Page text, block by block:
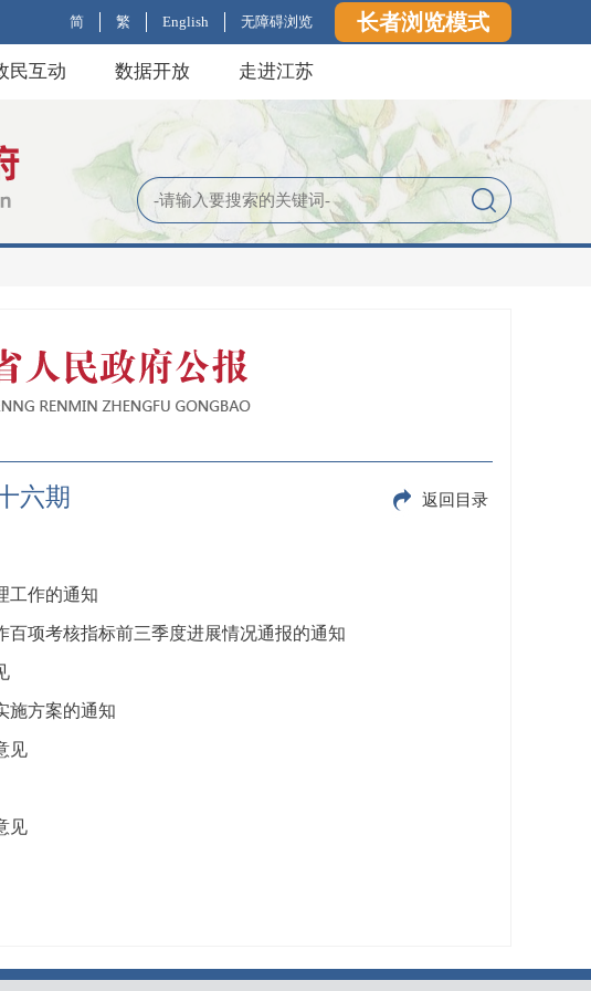
简 繁 English 无障碍浏览 长者浏览模式
民互动 数据开放 走进江苏
六期 返回目录
工作的通知
百项考核指标前三季度进展情况通报的通知
施方案的通知
见
见